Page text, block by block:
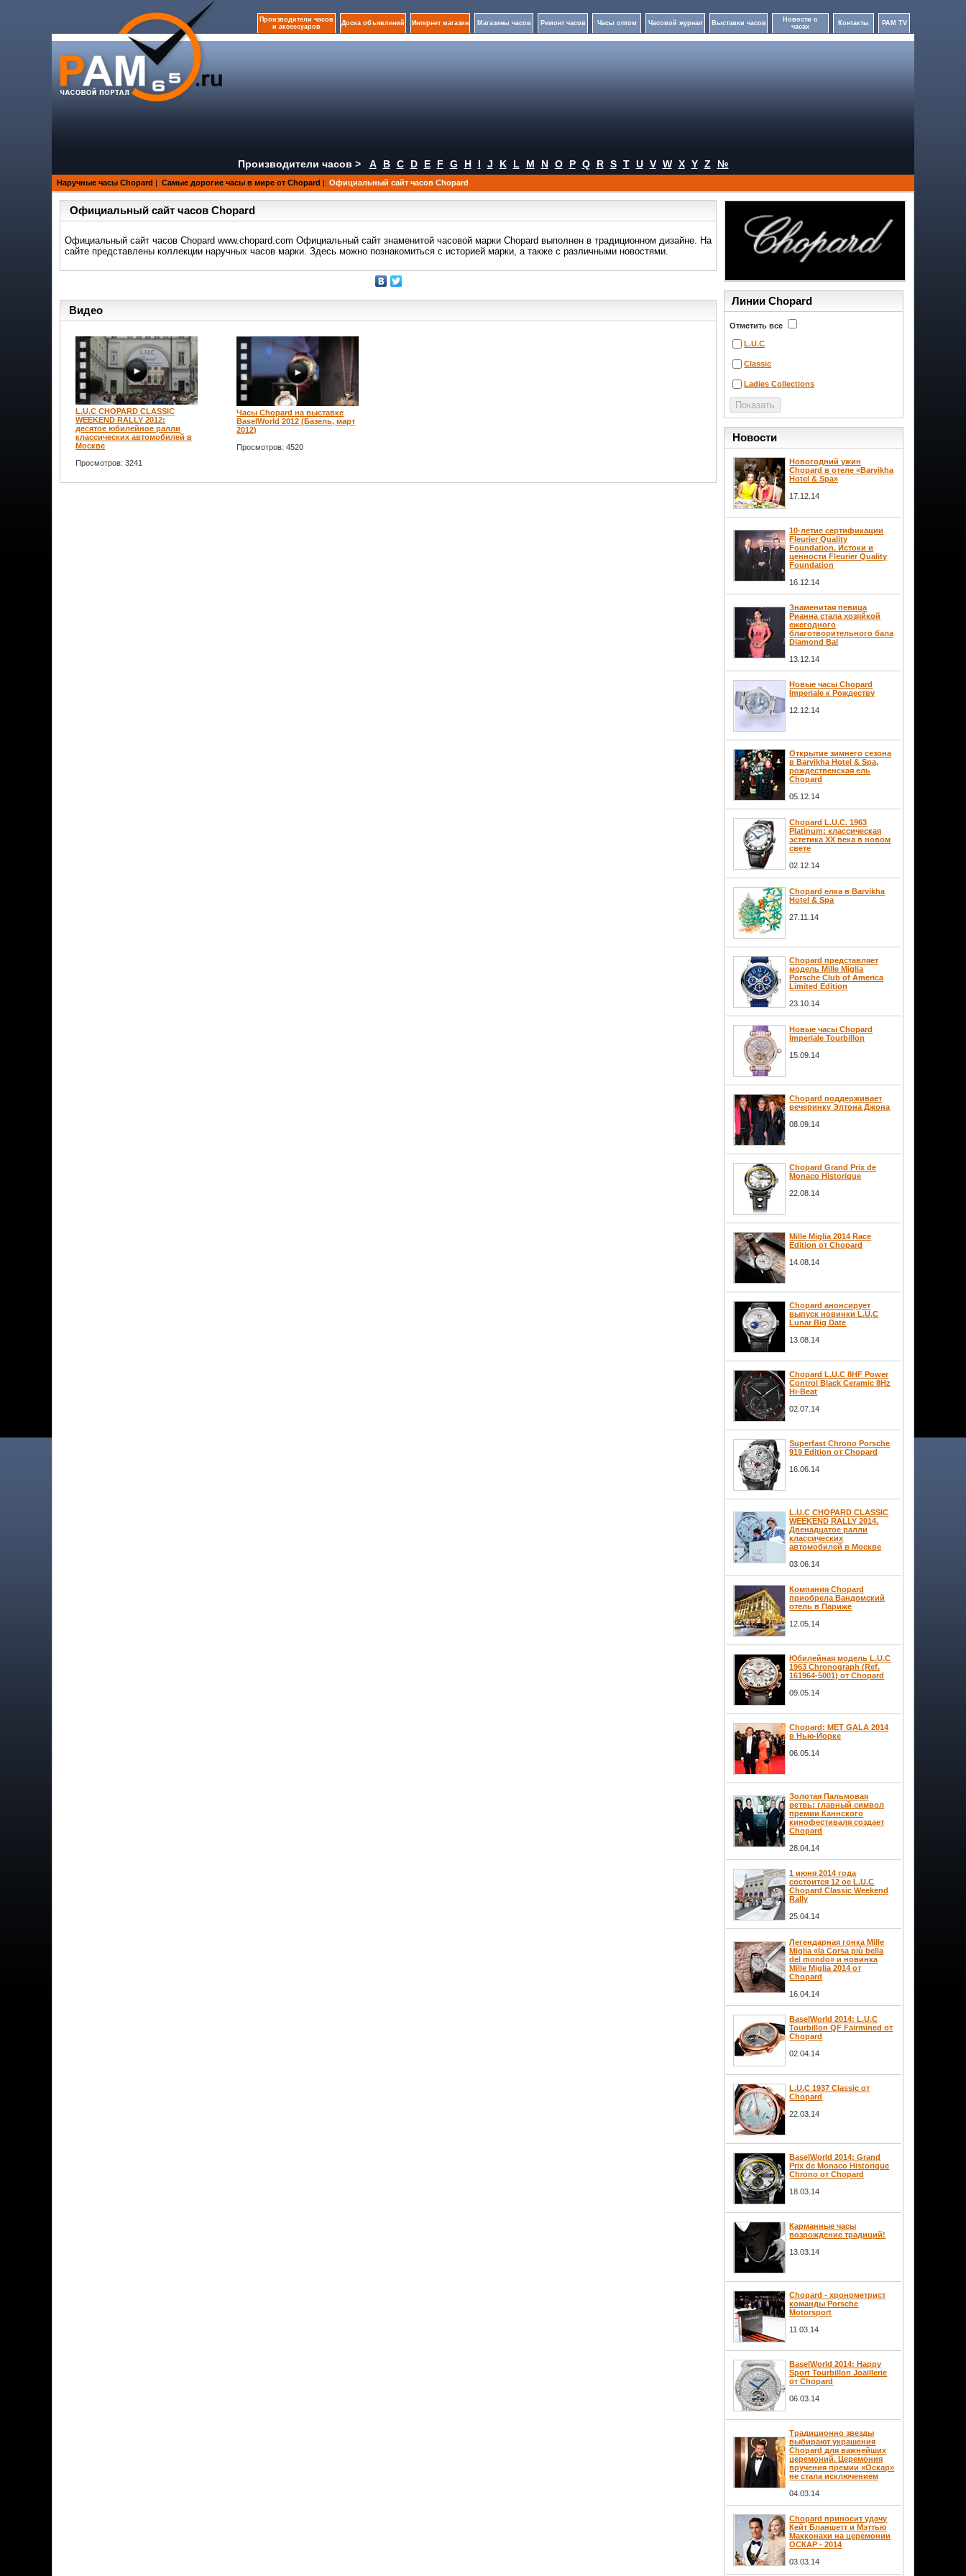
Производители часов
и аксессуаров
Доска объявлений Интернет магазин Магазины часов Ремонт часов Часы оптом Часовой журнал Выставки часов
Новости о
часах
Контакты PAM TV
Производители часов > A B C D E F G H I J K L M N O P Q R S T U V W X Y Z №
Наручные часы Chopard | Самые дорогие часы в мире от Chopard | Официальный сайт часов Chopard
Официальный сайт часов Chopard
Официальный сайт часов Chopard www.chopard.com Официальный сайт знаменитой часовой марки Chopard выполнен в традиционном дизайне. На
сайте представлены коллекции наручных часов марки. Здесь можно познакомиться с историей марки, а также с различными новостями.
Видео
L.U.C CHOPARD CLASSIC
WEEKEND RALLY 2012:
десятое юбилейное ралли
классических автомобилей в
Москве
Просмотров: 3241
Часы Chopard на выставке
BaselWorld 2012 (Базель, март
2012)
Просмотров: 4520
Линии Chopard
Отметить все
L.U.C
Classic
Ladies Collections
Новости
Новогодний ужин
Chopard в отеле «Barvikha
Hotel & Spa»
17.12.14
10-летие сертификации
Fleurier Quality
Foundation. Истоки и
ценности Fleurier Quality
Foundation
16.12.14
Знаменитая певица
Рианна стала хозяйкой
ежегодного
благотворительного бала
Diamond Bal
13.12.14
Новые часы Chopard
Imperiale к Рождеству
12.12.14
Открытие зимнего сезона
в Barvikha Hotel & Spa,
рождественская ель
Chopard
05.12.14
Chopard L.U.C. 1963
Platinum: классическая
эстетика XX века в новом
свете
02.12.14
Сhopard елка в Barvikha
Hotel & Spa
27.11.14
Chopard представляет
модель Mille Miglia
Porsche Club of America
Limited Edition
23.10.14
Новые часы Chopard
Imperiale Tourbillon
15.09.14
Chopard поддерживает
вечеринку Элтона Джона
08.09.14
Chopard Grand Prix de
Monaco Historique
22.08.14
Mille Miglia 2014 Race
Edition от Chopard
14.08.14
Chopard анонсирует
выпуск новинки L.U.C
Lunar Big Date
13.08.14
Chopard L.U.C 8HF Power
Control Black Ceramic 8Hz
Hi-Beat
02.07.14
Superfast Chrono Porsche
919 Edition от Chopard
16.06.14
L.U.C CHOPARD CLASSIC
WEEKEND RALLY 2014.
Двенадцатое ралли
классических
автомобилей в Москве
03.06.14
Компания Chopard
приобрела Вандомский
отель в Париже
12.05.14
Юбилейная модель L.U.C
1963 Chronograph (Ref.
161964-5001) от Chopard
09.05.14
Chopard: MET GALA 2014
в Нью-Йорке
06.05.14
Золотая Пальмовая
ветвь: главный символ
премии Каннского
кинофестиваля создает
Chopard
28.04.14
1 июня 2014 года
состоится 12 ое L.U.C
Chopard Classic Weekend
Rally
25.04.14
Легендарная гонка Mille
Miglia «la Corsa più bella
del mondo» и новинка
Mille Miglia 2014 от
Chopard
16.04.14
BaselWorld 2014: L.U.C
Tourbillon QF Fairmined от
Chopard
02.04.14
L.U.C 1937 Classic от
Chopard
22.03.14
BaselWorld 2014: Grand
Prix de Monaco Historique
Chrono от Chopard
18.03.14
Карманные часы
возрождение традиций!
13.03.14
Chopard - хронометрист
команды Porsche
Motorsport
11.03.14
BaselWorld 2014: Happy
Sport Tourbillon Joaillerie
от Chopard
06.03.14
Традиционно звезды
выбирают украшения
Chopard для важнейших
церемоний. Церемония
вручения премии «Оскар»
не стала исключением
04.03.14
Chopard приносит удачу
Кейт Бланшетт и Мэттью
Макконахи на церемонии
ОСКАР - 2014
03.03.14